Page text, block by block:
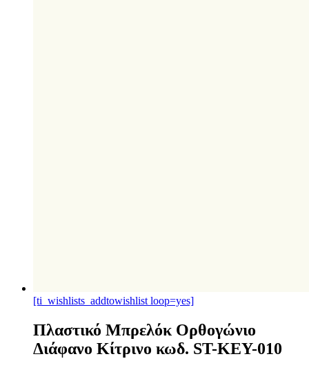
[ti_wishlists_addtowishlist loop=yes]
Πλαστικό Μπρελόκ Ορθογώνιο
Διάφανο Κίτρινο κωδ. ST-KEY-010